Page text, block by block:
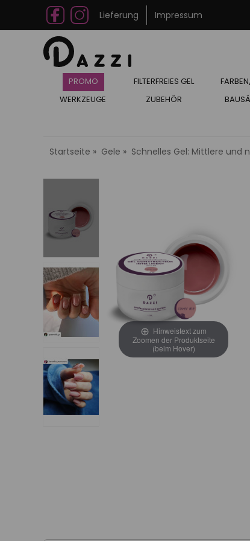
Lieferung Impressum
PROMO FILTERFREIES GEL
WERKZEUGE
ZUBEHÖR
Startseite Gele Schnelles Gel: Mittlere und
Hinweistext zum
Zoomen der Produktseite
(beim Hover)